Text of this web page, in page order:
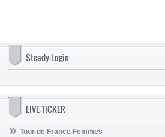
Steady-Login
LIVE-TICKER
Tour de France Femmes